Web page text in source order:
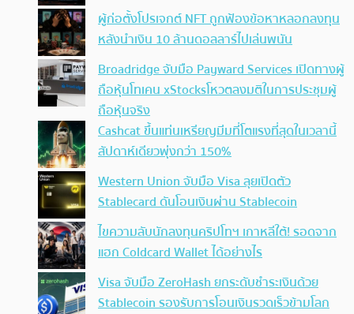
ผู้ก่อตั้งโปรเจกต์ NFT ถูกฟ้องข้อหาหลอกลงทุน
หลังนำเงิน 10 ล้านดอลลาร์ไปเล่นพนัน
Broadridge จับมือ Payward Services เปิดทางผู้
ถือหุ้นโทเคน xStocksโหวตลงมติในการประชุมผู้
ถือหุ้นจริง
Cashcat ขึ้นแท่นเหรียญมีมที่โตแรงที่สุดในเวลานี้
สัปดาห์เดียวพุ่งกว่า 150%
Western Union จับมือ Visa ลุยเปิดตัว
Stablecard ดันโอนเงินผ่าน Stablecoin
ไขความลับนักลงทุนคริปโทฯ เกาหลีใต้! รอดจาก
แฮก Coldcard Wallet ได้อย่างไร
Visa จับมือ ZeroHash ยกระดับชำระเงินด้วย
Stablecoin รองรับการโอนเงินรวดเร็วข้ามโลก